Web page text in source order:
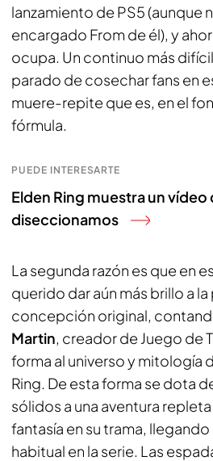
lanzamiento de PS5 (aunque
encargado From de él), y
ocupa. Un continuo más
parado de cosechar fans en
muere-repite que es, en el
fórmula.
PUEDE INTERESARTE
Elden Ring muestra un vídeo
diseccionamos
La segunda razón es que en
querido dar aún más brillo a
concepción original,
Martin, creador de Juego de
forma al universo y mitología
Ring. De esta forma se dota
sólidos a una aventura
fantasía en su trama, llegando
habitual en la serie. Las